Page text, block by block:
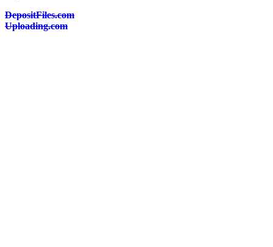
DepositFiles.com
Uploading.com